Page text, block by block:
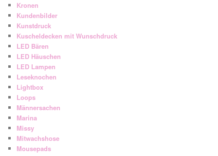
Kronen
Kundenbilder
Kunstdruck
Kuscheldecken mit Wunschdruck
LED Bären
LED Häuschen
LED Lampen
Leseknochen
Lightbox
Loops
Männersachen
Marina
Missy
Mitwachshose
Mousepads